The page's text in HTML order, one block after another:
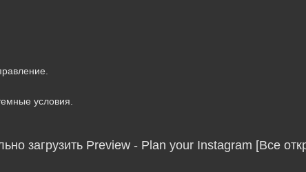
условия.
загрузить Preview - Plan your Instagram [Все